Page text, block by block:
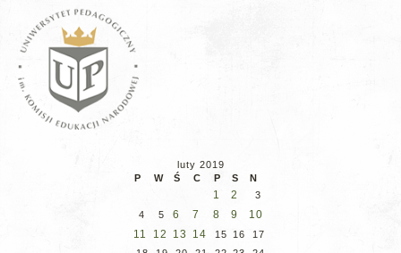
luty 2019
P
W Ś C P S N
1 2
3
4
5 6 7 8 9
10
11
12 13 14 15 16
17